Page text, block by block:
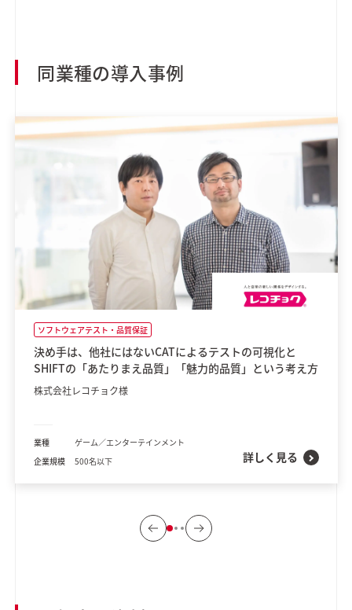
同業種の導入事例
ソフトウェアテスト・品質保証
決め手は、他社にはないCATによるテストの可視化と
SHIFTの「あたりまえ品質」「魅力的品質」という考え方
株式会社レコチョク様
業種
ゲーム／エンターテインメント
企業規模
500名以下 詳しく見る